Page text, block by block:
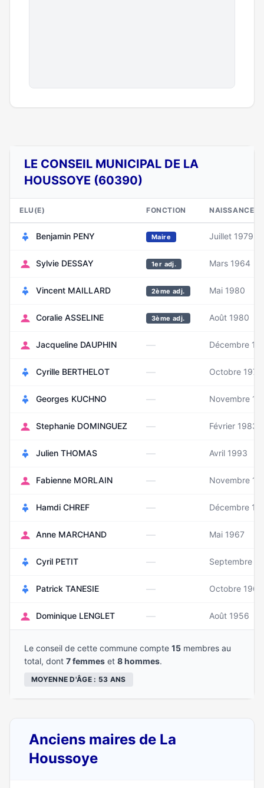
LE CONSEIL MUNICIPAL DE LA
HOUSSOYE (60390)
ELU(E) FONCTION NAISSANCE
Benjamin PENY Maire Juillet 1979
Sylvie DESSAY 1er adj. Mars 1964
Vincent MAILLARD 2ème adj. Mai 1980
Coralie ASSELINE 3ème adj. Août 1980
Jacqueline DAUPHIN — Décembre
Cyrille BERTHELOT — Octobre 1970
Georges KUCHNO — Novembre
Stephanie DOMINGUEZ — Février 1983
Julien THOMAS — Avril 1993
Fabienne MORLAIN — Novembre
Hamdi CHREF — Décembre
Anne MARCHAND — Mai 1967
Cyril PETIT — Septembre
Patrick TANESIE — Octobre 1966
Dominique LENGLET — Août 1956
Le conseil de cette commune compte 15 membres au
total, dont 7 femmes et 8 hommes.
MOYENNE D'ÂGE : 53 ANS
Anciens maires de La
Houssoye